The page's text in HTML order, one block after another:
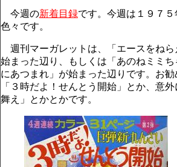
今週の新着目録です。今週は１９７
色々です。
週刊マーガレットは、「エースをね
始まった辺り、もしくは「あのねミミ
にあつまれ」が始まった辺りです。お
「３時だよ！せんとう開始」とか、意
舞え」とかとかです。